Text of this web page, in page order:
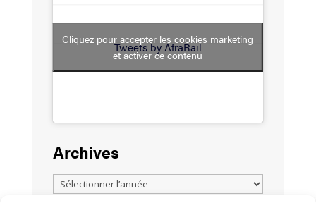
Tweets by AfraRail
Cliquez pour accepter les cookies marketing
et activer ce contenu
Archives